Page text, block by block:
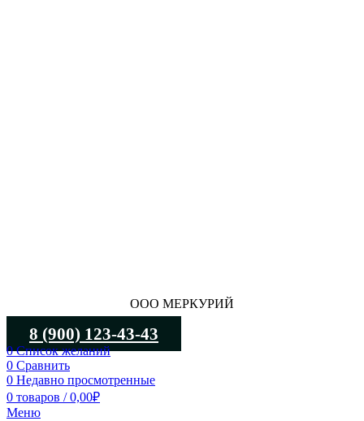
ООО МЕРКУРИЙ
8 (900) 123-43-43
0Список желаний
0 Сравнить
0 Недавно просмотренные
0 товаров / 0,00₽
Меню